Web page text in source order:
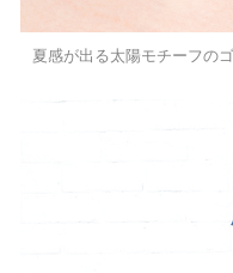
夏感が出る太陽モチーフの